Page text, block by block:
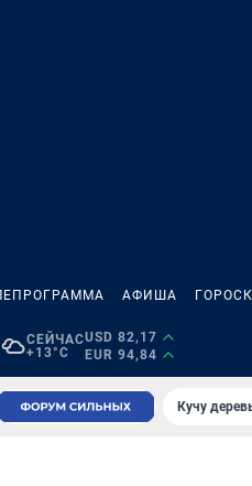
АФИША
СЕЙЧАС
+13°C
USD 82,17
EUR 94,84
Кучу